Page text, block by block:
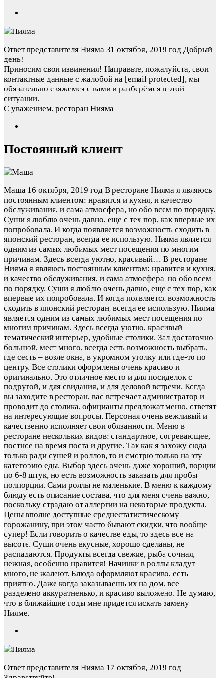
Ответ представителя Нияма 31 октября, 2019 год Добрый
день!
Приносим свои извинения! Направьте, пожалуйста, свои
контактные данные с жалобой на [email protected], мы
обязательно свяжемся с вами и разберёмся в этой
ситуации.
С уважением, ресторан Нияма
Постоянный клиент
Маша 16 октября, 2019 год В ресторане Нияма я являюсь
постоянным клиентом: нравится и кухня, и качество
обслуживания, и сама атмосфера, но обо всем по порядку.
Суши я люблю очень давно, еще с тех пор, как впервые их
попробовала. И когда появляется возможность сходить в
японский ресторан, всегда ее использую. Нияма является
одним из самых любимых мест посещения по многим
причинам. Здесь всегда уютно, красивый… В ресторане
Нияма я являюсь постоянным клиентом: нравится и кухня,
и качество обслуживания, и сама атмосфера, но обо всем
по порядку. Суши я люблю очень давно, еще с тех пор, как
впервые их попробовала. И когда появляется возможность
сходить в японский ресторан, всегда ее использую. Нияма
является одним из самых любимых мест посещения по
многим причинам. Здесь всегда уютно, красивый
тематический интерьер, удобные столики. Зал достаточно
большой, мест много, всегда есть возможность выбрать,
где сесть – возле окна, в укромном уголку или где-то по
центру. Все столики оформлены очень красиво и
оригинально. Это отличное место и для посиделок с
подругой, и для свидания, и для деловой встречи. Когда
вы заходите в ресторан, вас встречает администратор и
проводит до столика, официанты предложат меню, ответят
на интересующие вопросы. Персонал очень вежливый и
качественно исполняет свои обязанности. Меню в
ресторане нескольких видов: стандартное, согревающее,
постное на время поста и другие. Так как я захожу сюда
только ради сушей и роллов, то и смотрю только на эту
категорию еды. Выбор здесь очень даже хороший, порции
по 6-8 штук, но есть возможность заказать для пробы
полпорции. Сами роллы не маленькие. В меню к каждому
блюду есть описание состава, что для меня очень важно,
поскольку страдаю от аллергии на некоторые продукты.
Цены вполне доступные среднестатистическому
горожанину, при этом часто бывают скидки, что вообще
супер! Если говорить о качестве еды, то здесь все на
высоте. Суши очень вкусные, хорошо сделаны, не
распадаются. Продукты всегда свежие, рыба сочная,
нежная, особенно нравится! Начинки в роллы кладут
много, не жалеют. Блюда оформляют красиво, есть
приятно. Даже когда заказываешь их на дом, все
разделено аккуратненько, и красиво выложено. Не думаю,
что в ближайшие годы мне придется искать замену
Нияме.
Ответ представителя Нияма 17 октября, 2019 год